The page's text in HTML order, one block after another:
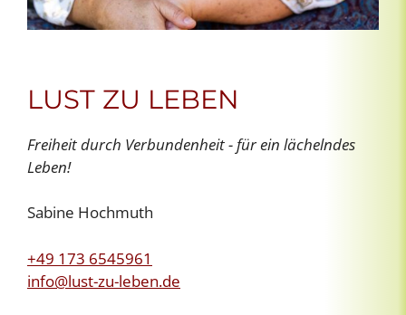
LUST ZU LEBEN
Freiheit durch Verbundenheit - für ein lächelndes
Leben!
Sabine Hochmuth
+49 173 6545961
info@lust-zu-leben.de